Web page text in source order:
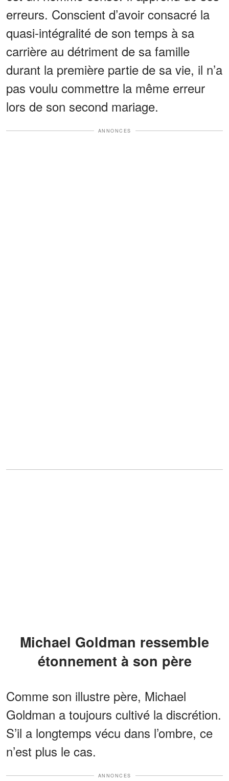
erreurs. Conscient d’avoir consacré la
quasi-intégralité de son temps à sa
carrière au détriment de sa famille
durant la première partie de sa vie, il n’a
pas voulu commettre la même erreur
lors de son second mariage.
ANNONCES
Michael Goldman ressemble
étonnement à son père
Comme son illustre père, Michael
Goldman a toujours cultivé la discrétion.
S’il a longtemps vécu dans l’ombre, ce
n’est plus le cas.
ANNONCES